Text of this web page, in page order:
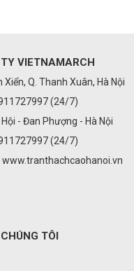
VIETNAMARCH
Q. Thanh Xuân, Hà Nội
(24/7)
- Đan Phượng - Hà Nội
(24/7)
TÔI